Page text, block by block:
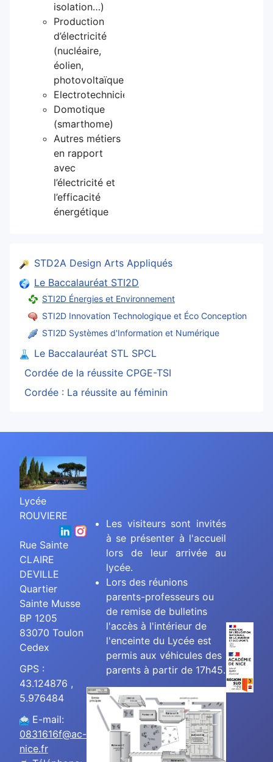
isolation…)
Production
d’électricité
(nucléaire,
éolien,
photovoltaïque)
Electrotechnicien
Domotique
(smarthome)
Autres métiers
en rapport
avec
l’électricité et
l’efficacité
énergétique
STD2A Design Arts Appliqués
Le Baccalauréat STI2D
STI2D Énergies et Environnement
STI2D Innovation Technologique et Éco Conception
STI2D Systèmes d'Information et Numérique
Le Baccalauréat STL SPCL
Cordée de la réussite CPGE-TSI
Cordée : La réussite au féminin
Lycée
ROUVIERE
Rue Sainte
CLAIRE
DEVILLE
Quartier
Sainte Musse
BP 1205
83070 Toulon
Cedex
GPS :
43.124876 ,
5.976484
E-mail:
0831616f@ac-
nice.fr
Les visiteurs sont invités
à se présenter à l'accueil
lors de leur arrivée au
lycée.
Lors des réunions
parents-professeurs ou
de remise de bulletins
l'accès à l'intérieur de
l'enceinte du Lycée est
permis aux véhicules des
parents à partir de 17h45.